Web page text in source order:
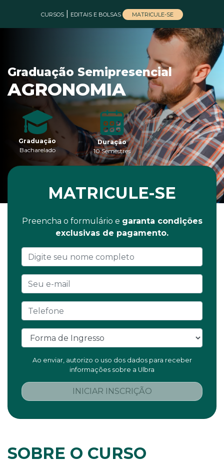
CURSOS EDITAIS E BOLSAS MATRICULE-SE
Graduação Semipresencial
AGRONOMIA
Graduação
Bacharelado
Duração
10 Semestres
MATRICULE-SE
Preencha o formulário e garanta condições
exclusivas de pagamento.
Ao enviar, autorizo o uso dos dados para receber
informações sobre a Ulbra
INICIAR INSCRIÇÃO
SOBRE O CURSO